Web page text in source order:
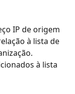
IP de origem
à lista de
à lista